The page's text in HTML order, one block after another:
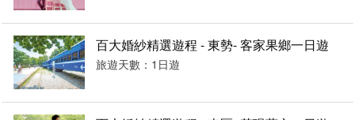
百大婚紗精選遊程 - 東勢- 客家果鄉一日遊
旅遊天數：1日遊